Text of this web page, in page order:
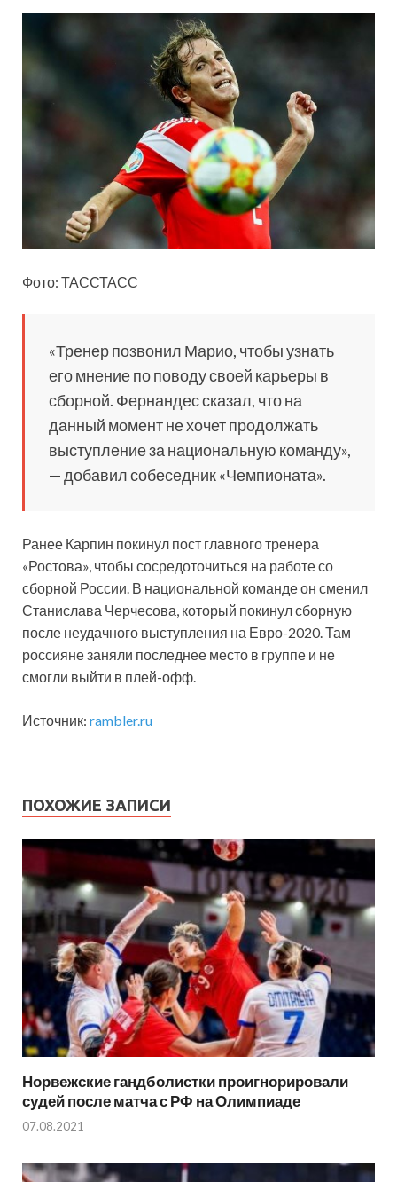
Фото: ТАССТАСС
«Тренер позвонил Марио, чтобы узнать
егомнение по поводу своей карьеры в
сборной. Фернандес сказал, что на
данный момент не хочет продолжать
выступление за национальную команду»,
— добавил собеседник «Чемпионата».
Ранее Карпин покинул пост главного тренера
«Ростова», чтобы сосредоточиться на работе со
сборной России. В национальной команде он сменил
Станислава Черчесова, который покинул сборную
после неудачного выступления на Евро-2020. Там
россияне заняли последнее место в группе и не
смогли выйти в плей-офф.
Источник: rambler.ru
ПОХОЖИЕ ЗАПИСИ
Норвежские гандболистки проигнорировали
судей после матча с РФ на Олимпиаде
07.08.2021